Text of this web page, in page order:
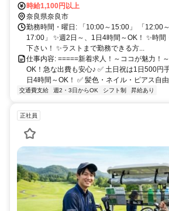
時給1,100円以上
奈良県奈良市
勤務時間・曜日: 「10:00～15:00」 「12:00
17:00」 ✨週2日～、1日4時間～OK！ ✨時
下さい！ ✨ラストまで勤務できる方...
仕事内容: =====新着求人！～ココが魅力！
OK！急な出費も安心♪ ✅ 土日祝は1日500円
日4時間～OK！ ✅ 髪色・ネイル・ピアス自由
交通費支給 週2・3日からOK シフト制 昇給あり
正社員